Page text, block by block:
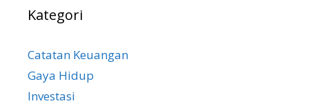
Kategori
Catatan Keuangan
Gaya Hidup
Investasi